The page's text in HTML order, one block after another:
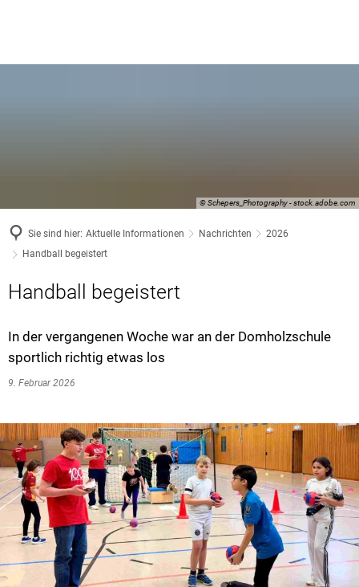
© Schepers_Photography - stock.adobe.com
Sie sind hier: Aktuelle Informationen Nachrichten
2026
Handball begeistert
Handball begeistert
In der vergangenen Woche war an der Domholzschule
sportlich richtig etwas los
9. Februar 2026